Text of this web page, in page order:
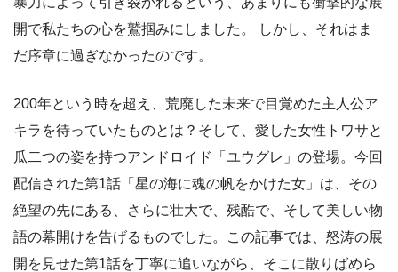
開で私たちの心を鷲掴みにしました。 しかし、それはま
だ序章に過ぎなかったのです。
200年という時を超え、荒廃した未来で目覚めた主人公ア
キラを待っていたものとは？そして、愛した女性トワサと
瓜二つの姿を持つアンドロイド「ユウグレ」の登場。今回
配信された第1話「星の海に魂の帆をかけた女」は、その
絶望の先にある、さらに壮大で、残酷で、そして美しい物
語の幕開けを告げるものでした。この記事では、怒涛の展
開を見せた第1話を丁寧に追いながら、そこに散りばめら